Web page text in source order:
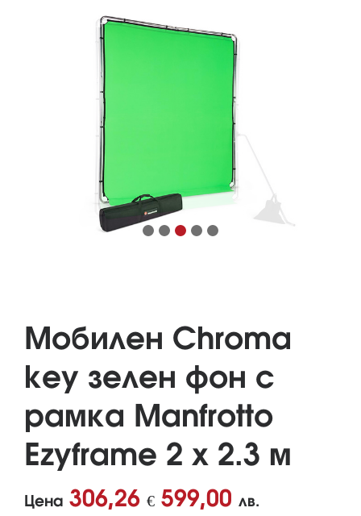
Мобилен Chroma
key зелен фон с
рамка Manfrotto
Ezyframe 2 х 2.3 м
Цена 306,26 € 599,00 лв.